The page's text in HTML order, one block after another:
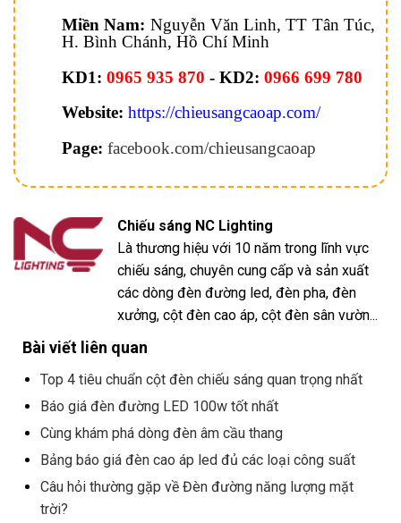
Miền Nam: Nguyễn Văn Linh, TT Tân Túc,
H. Bình Chánh, Hồ Chí Minh
KD1: 0965 935 870 - KD2: 0966 699 780
Website: https://chieusangcaoap.com/
Page: facebook.com/chieusangcaoap
Chiếu sáng NC Lighting
Là thương hiệu với 10 năm trong lĩnh vực
chiếu sáng, chuyên cung cấp và sản xuất
các dòng đèn đường led, đèn pha, đèn
xưởng, cột đèn cao áp, cột đèn sân vườn...
Bài viết liên quan
Top 4 tiêu chuẩn cột đèn chiếu sáng quan trọng nhất
Báo giá đèn đường LED 100w tốt nhất
Cùng khám phá dòng đèn âm cầu thang
Bảng báo giá đèn cao áp led đủ các loại công suất
Câu hỏi thường gặp về Đèn đường năng lượng mặt
trời?